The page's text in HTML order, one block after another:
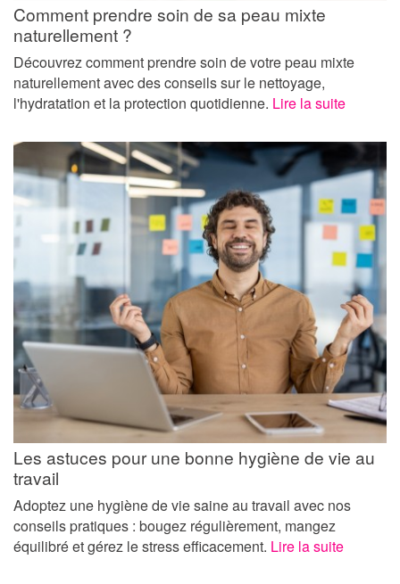
Comment prendre soin de sa peau mixte
naturellement ?
Découvrez comment prendre soin de votre peau mixte
naturellement avec des conseils sur le nettoyage,
l'hydratation et la protection quotidienne. Lire la suite
Les astuces pour une bonne hygiène de vie au
travail
Adoptez une hygiène de vie saine au travail avec nos
conseils pratiques : bougez régulièrement, mangez
équilibré et gérez le stress efficacement. Lire la suite